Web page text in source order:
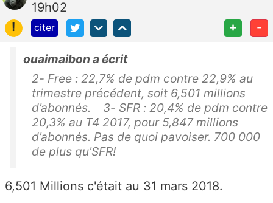
19h02
!
citer + -
ouaimaibon a écrit
2- Free : 22,7% de pdm contre 22,9% au
trimestre précédent, soit 6,501 millions
d’abonnés. 3- SFR : 20,4% de pdm contre
20,3% au T4 2017, pour 5,847 millions
d’abonnés. Pas de quoi pavoiser. 700 000
de plus qu'SFR!
6,501 Millions c'était au 31 mars 2018.